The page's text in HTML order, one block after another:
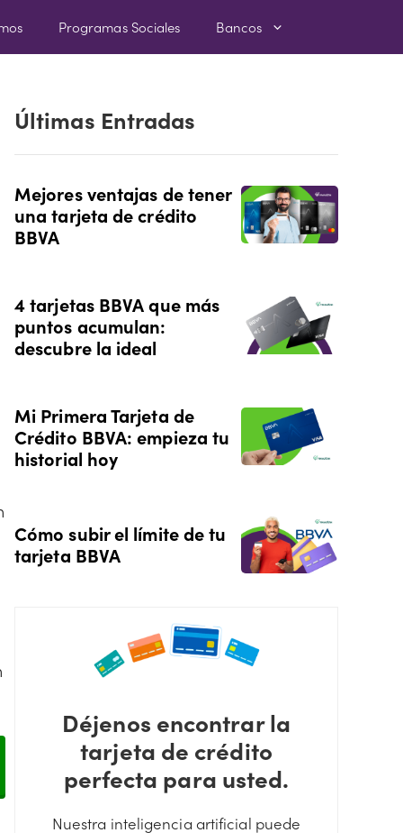
Programas Sociales Bancos
Últimas Entradas
Mejores ventajas de tener
una tarjeta de crédito
BBVA
4 tarjetas BBVA que más
puntos acumulan:
descubre la ideal
Mi Primera Tarjeta de
Crédito BBVA: empieza tu
historial hoy
Cómo subir el límite de tu
tarjeta BBVA
Déjenos encontrar la
tarjeta de crédito
perfecta para usted.
Nuestra inteligencia artificial puede